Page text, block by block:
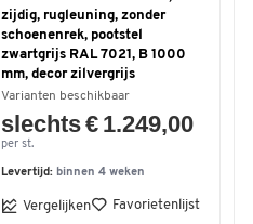
zijdig, rugleuning, zonder
schoenenrek, pootstel
zwartgrijs RAL 7021, B 1000
mm, decor zilvergrijs
Varianten beschikbaar
slechts € 1.249,00
per st.
Levertijd: binnen 4 weken
Vergelijken Favorietenlijst